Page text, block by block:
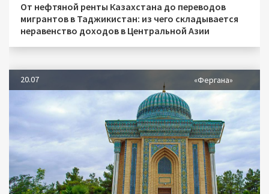
От нефтяной ренты Казахстана до переводов
мигрантов в Таджикистан: из чего складывается
неравенство доходов в Центральной Азии
20.07 «Фергана»